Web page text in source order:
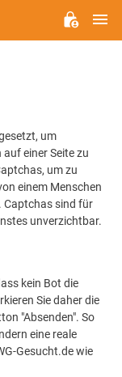
um
einer Seite zu
um zu
einem Menschen
Captchas sind für
unverzichtbar.
kein Bot die
Sie daher die
"Absenden". So
eine reale
Gesucht.de wie